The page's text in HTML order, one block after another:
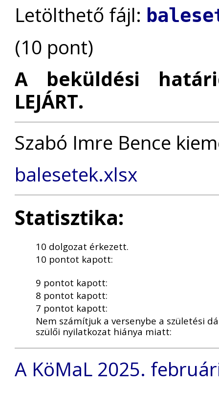
Letölthető fájl:
(10 pont)
A beküldési
LEJÁRT.
Szabó Imre Bence
balesetek.xlsx
Statisztika:
10 dolgozat érkezett.
10 pontot kapott:
9 pontot kapott:
8 pontot kapott:
7 pontot kapott:
Nem számítjuk a versenybe a születési
szülői nyilatkozat hiánya miatt:
A KöMaL 2025.